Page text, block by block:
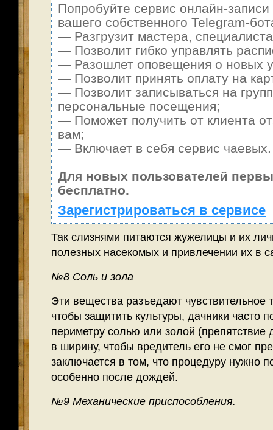
Попробуйте сервис онлайн-
вашего собственного Telegram-
— Разгрузит мастера,
— Позволит гибко управлять
— Разошлет оповещения о новых
— Позволит принять оплату на
— Позволит записываться на
персональные посещения;
— Поможет получить от клиента
вам;
— Включает в себя сервис чаевых.
Для новых пользователей
бесплатно.
Зарегистрироваться в сервисе
Так слизнями питаются жужелицы и их
полезных насекомых и привлечении их в
№8 Соль и зола
Эти вещества разъедают чувствительное
чтобы защитить культуры, дачники часто
периметру солью или золой
в ширину, чтобы вредитель его не смог
заключается в том, что процедуру нужно
особенно после дождей.
№9 Механические приспособления.